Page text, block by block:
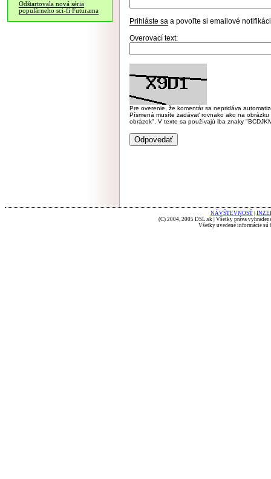
Odštartovala nová séria
populárneho sci-fi Futurama
Prihláste sa a povoľte si emailové
Overovací text:
Pre overenie, že komentár sa nepridáva
Písmená musíte zadávať rovnako ako na
obrázok". V texte sa používajú iba znaky
NÁVŠTEVNOSŤ
(C) 2004, 2005 DSL.sk | Všetky práva
Všetky uvedené informácie sú